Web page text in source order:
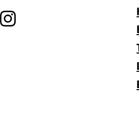
Instagram